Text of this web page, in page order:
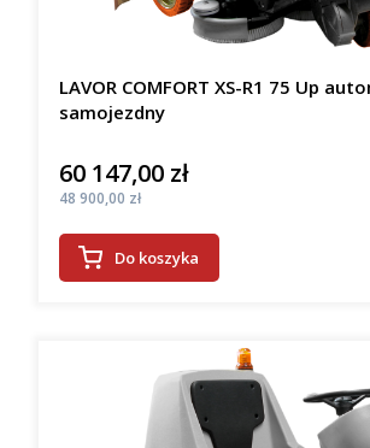
LAVOR COMFORT XS-R1 75 Up
samojezdny
Cena
60 147,00 zł
Cena
48 900,00 zł
Do koszyka